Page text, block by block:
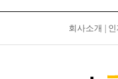
회사소개